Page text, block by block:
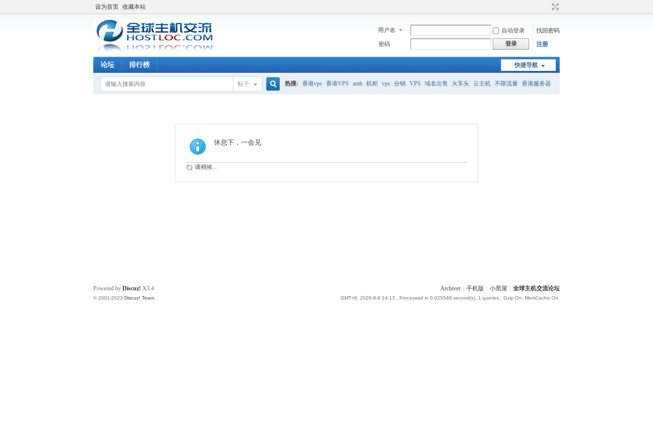
设为首页 收藏本站
用户名 自动登录
找回密码
密码
登录 注册
快捷导航
论坛 排行榜
帖子 热搜: 香港vps 香港VPS amh 机柜 vps 分销 VPS 域名出售 火车头 云主机 不限流量 香港服务器
休息下，一会见
请稍候...
Archiver 手机版 小黑屋 全球主机交流论坛
GMT+8, 2026-8-8 14:13 , Processed in 0.025548 second(s), 1 queries , Gzip On, MemCache On.
Powered by Discuz! X3.4
© 2001-2023 Discuz! Team